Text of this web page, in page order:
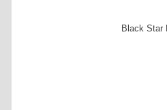
Black Star